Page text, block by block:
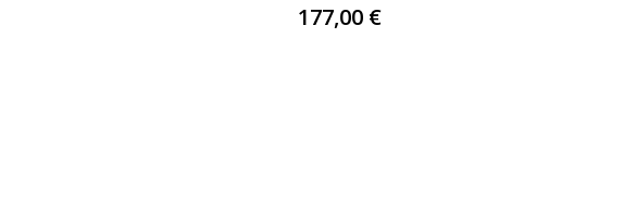
177,00 €